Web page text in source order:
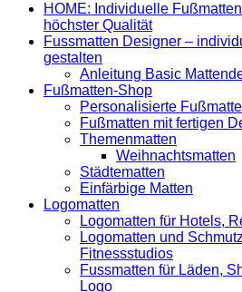
HOME: Individuelle
höchster Qualität
Fussmatten Designer –
gestalten
Anleitung Basic
Fußmatten-Shop
Personalisierte
Fußmatten mit fertigen
Themenmatten
Weihnachtsmatten
Städtematten
Einfärbige Matten
Logomatten
Logomatten für Hotels,
Logomatten und
Fitnessstudios
Fussmatten für Läden,
Logo